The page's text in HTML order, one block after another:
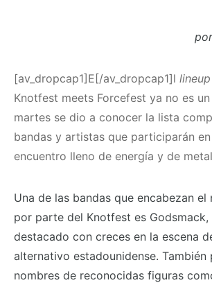
[av_dropcap1]E[/av_dropcap1]l lineup
Knotfest meets Forcefest ya no es
martes se dio a conocer la lista
bandas y artistas que participarán
encuentro lleno de energía y de
Una de las bandas que encabezan el
por parte del Knotfest es Godsmack,
destacado con creces en la escena
alternativo estadounidense. También
nombres de reconocidas figuras